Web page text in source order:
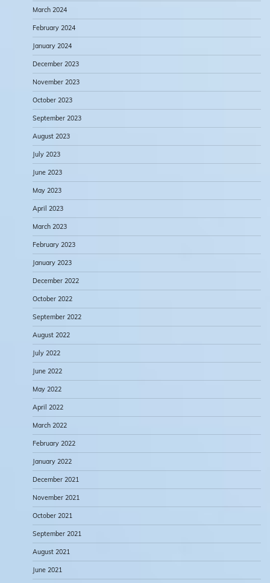
March 2024
February 2024
January 2024
December 2023
November 2023
October 2023
September 2023
August 2023
July 2023
June 2023
May 2023
April 2023
March 2023
February 2023
January 2023
December 2022
October 2022
September 2022
August 2022
July 2022
June 2022
May 2022
April 2022
March 2022
February 2022
January 2022
December 2021
November 2021
October 2021
September 2021
August 2021
June 2021